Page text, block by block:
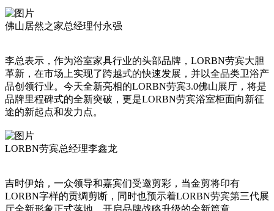
佛山居然之家总经理付永强
李总表示，作为浴室家具行业的头部品牌，LORBN劳宾大胆
革新，在市场上实现了跨越式的快速发展，并以全品类卫浴产
品创领行业。今天全新亮相的LORBN劳宾3.0佛山展厅，将是
品牌里程碑式的全新突破，更是LORBN劳宾浴室柜面向新征
途的新起点和发力点。
LORBN劳宾总经理李鑫龙
吉时伊始，一众领导和嘉宾们受邀剪彩，当金剪将印有
LORBN字样的贡绸剪断，同时也预示着LORBN劳宾第三代展
厅全新形象正式落地，开启品牌战略升级的全新篇章。